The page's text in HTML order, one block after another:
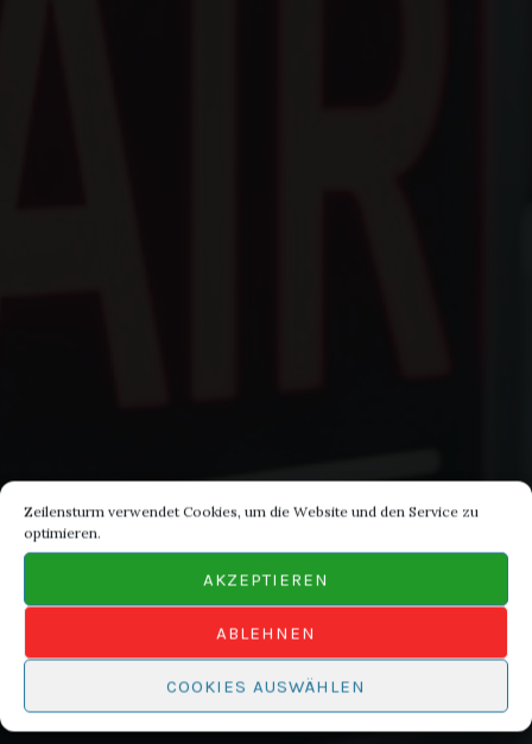
Zeilensturm verwendet Cookies, um die Website und den Service zu
optimieren.
AKZEPTIEREN
ABLEHNEN
COOKIES AUSWÄHLEN